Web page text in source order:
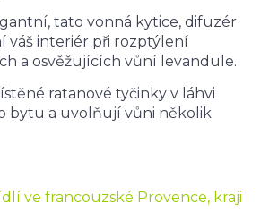
tato vonná kytice, difuzér
váš interiér při rozptýlení
a osvěžujících vůní levandule.
ratanové tyčinky v láhvi
bytu a uvolňují vůni několik
ve francouzské Provence, kraji